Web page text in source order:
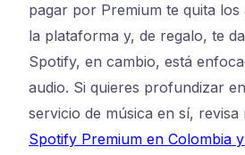
pagar por Premium te quita los
la plataforma y, de regalo, te
Spotify, en cambio, está
audio. Si quieres profundizar
servicio de música en sí, revisa
Spotify Premium en Colombia